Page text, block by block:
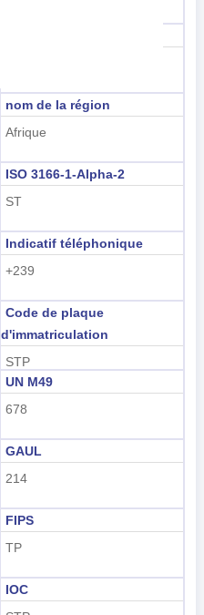
nom de la région
Afrique
ISO 3166-1-Alpha-2
ST
Indicatif téléphonique
+239
Code de plaque
d'immatriculation
STP
UN M49
678
GAUL
214
FIPS
TP
IOC